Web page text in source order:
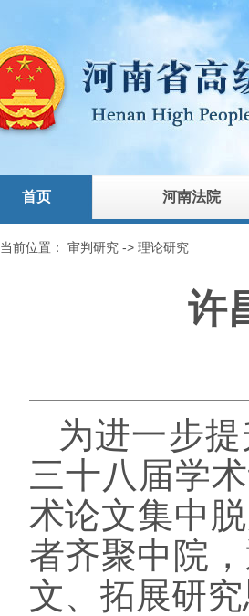
首页 河南法院
当前位置：审判研究 ->理论研究
许
为进一步
三十八届学
术论文集中
者齐聚中院
文、拓展研